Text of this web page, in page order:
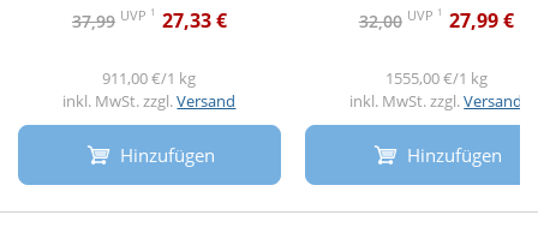
37,99 UVP 1 27,33 €
911,00 €/1 kg
inkl. MwSt. zzgl.Versand
Hinzufügen
32,00 UVP 1 27,99 €
1555,00 €/1 kg
inkl. MwSt. zzgl.Versand
Hinzufügen